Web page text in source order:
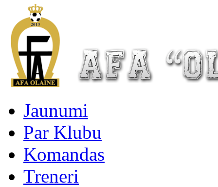
Jaunumi
Par Klubu
Komandas
Treneri